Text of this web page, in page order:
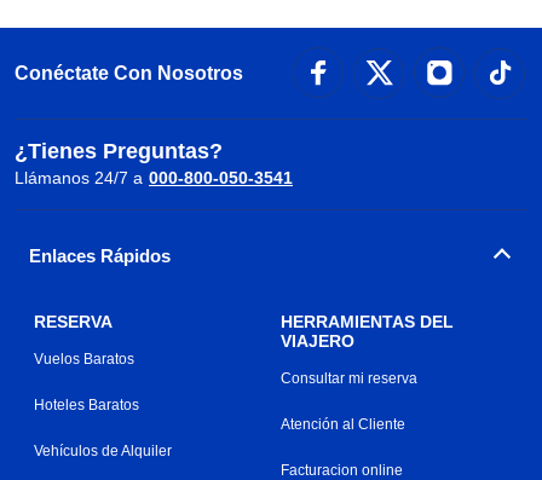
Conéctate Con Nosotros
¿Tienes Preguntas?
Llámanos 24/7 a 000-800-050-3541
Enlaces Rápidos
RESERVA
Vuelos Baratos
Hoteles Baratos
Vehículos de Alquiler
HERRAMIENTAS DEL
VIAJERO
Consultar mi reserva
Atención al Cliente
Facturacion online